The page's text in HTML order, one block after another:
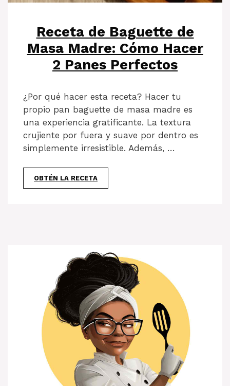
Receta de Baguette de
Masa Madre: Cómo Hacer
2 Panes Perfectos
¿Por qué hacer esta receta? Hacer tu
propio pan baguette de masa madre es
una experiencia gratificante. La textura
crujiente por fuera y suave por dentro es
simplemente irresistible. Además, …
OBTÉN LA RECETA